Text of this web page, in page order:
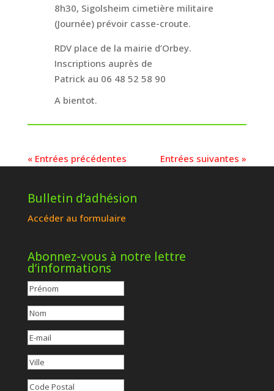
8h30, Sigolsheim cimetière militaire
(Journée) prévoir casse-croute.
RDV place de la mairie d’Orbey.
Inscriptions auprès de
Patrick au 06 48 52 58 90
A bientot.
« Entrées précédentes Entrées suivantes »
Bulletin d’adhésion
Accéder au formulaire
Abonnez-vous à notre lettre
d’informations